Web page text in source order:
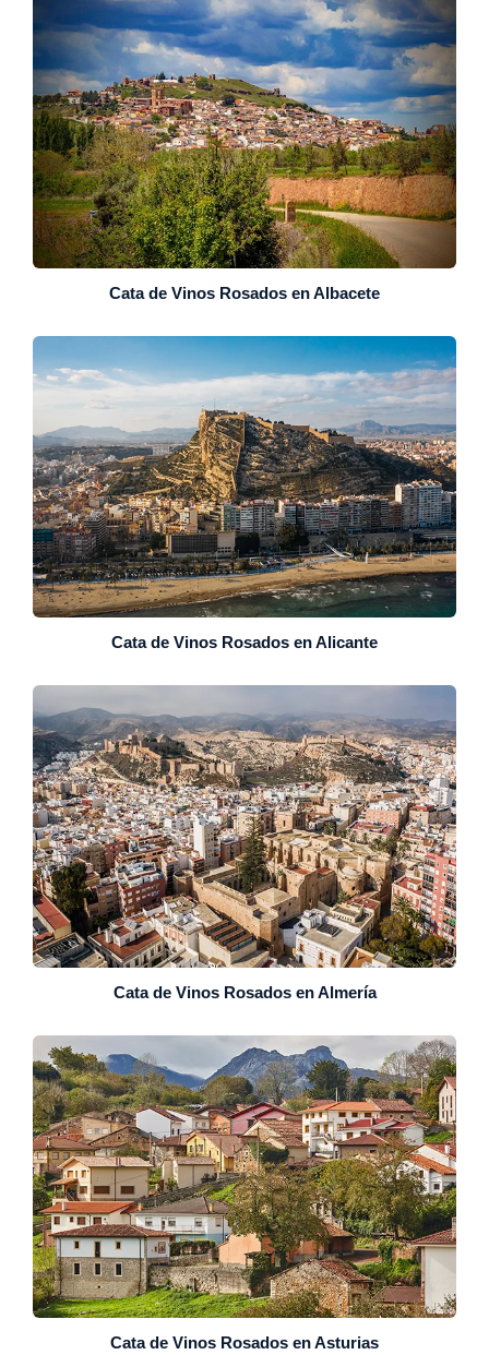
Cata de Vinos Rosados en Albacete
Cata de Vinos Rosados en Alicante
Cata de Vinos Rosados en Almería
Cata de Vinos Rosados en Asturias